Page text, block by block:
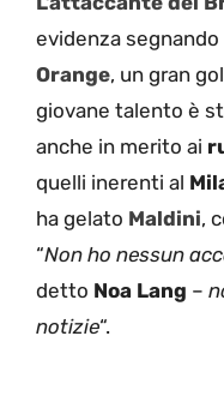
evidenza
Orange, un gran
giovane talento è
anche in merito ai
quelli inerenti al
ha gelato Maldini,
“Non ho nessun
detto Noa Lang –
notizie“.